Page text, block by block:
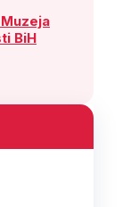
BiH